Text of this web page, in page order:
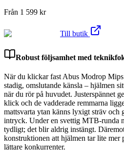
Från 1 599 kr
Till butik
Robust följsamhet med
När du klickar fast Abus Modrop
stadig, omslutande känsla – hjälmen
när du rör på huvudet. Justerspännet
klick och de vadderade remmarna
mattsvarta ytan känns lyxigt sträv och
intryck. Under en svettig MTB-runda
tydligt; det blir aldrig instängt.
konstruktionen att hjälmen tar lite mer
lättare konkurrenter.